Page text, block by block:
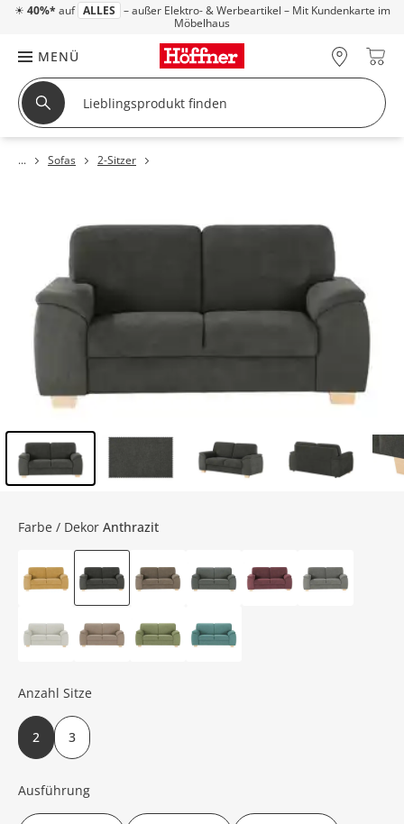
☀ 40%* auf ALLES – außer Elektro- & Werbeartikel – Mit Kundenkarte im
Möbelhaus
MENÜ
Sofas 2-Sitzer
Farbe / Dekor Anthrazit
Anzahl Sitze
2 3
Ausführung